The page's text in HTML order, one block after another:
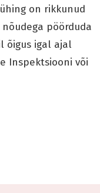
on rikkunud
pöörduda
õigus igal ajal
Inspektsiooni või